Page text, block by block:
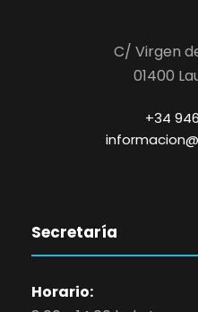
C/ Virgen
01400
+34
Secretaría
Horario: